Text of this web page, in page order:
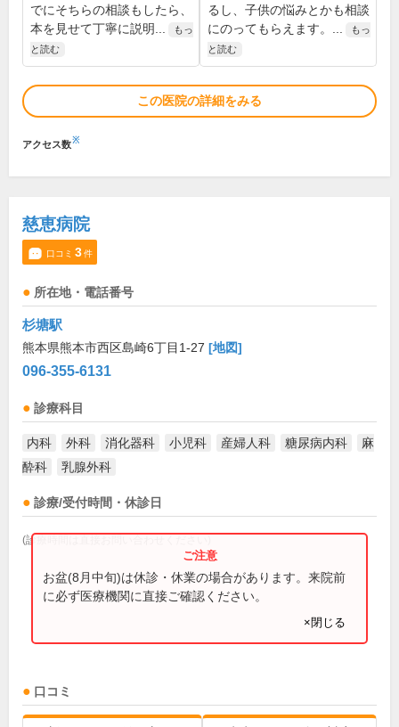
でにそちらの相談もしたら、
本を見せて丁寧に説明...
もっ
と読む
るし、子供の悩みとかも相談
にのってもらえます。...
もっ
と読む
この医院の詳細をみる
アクセス数※
慈恵病院
口コミ 3件
所在地・電話番号
杉塘駅
熊本県熊本市西区島崎6丁目1-27 [地図]
096-355-6131
診療科目
内科 外科 消化器科 小児科 産婦人科 糖尿病内科
麻
酔科
乳腺外科
診療/受付時間・休診日
(診療時間は直接お問い合わせください)
お盆(8月中旬)は休診・休業の場合があります。来院前
に必ず医療機関に直接ご確認ください。
×閉じる
口コミ